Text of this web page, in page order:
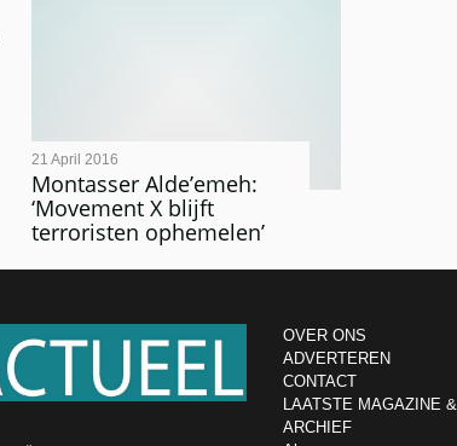
Montasser Alde’emeh:
‘Movement X blijft
terroristen ophemelen’
21 April 2016
OVER ONS
ADVERTEREN
CONTACT
LAATSTE MAGAZINE &
ARCHIEF